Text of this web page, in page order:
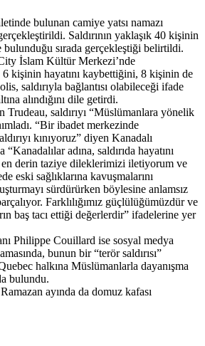
bulunan camiye yatsı namazı
Saldırının yaklaşık 40 kişinin
bulunduğu sırada gerçekleştiği belirtildi.
İslam Kültür Merkezi’nde
6 kişinin hayatını kaybettiğini, 8 kişinin de
saldırıyla bağlantısı olabileceği ifade
alındığını dile getirdi.
Trudeau, saldırıyı “Müslümanlara yönelik
“Bir ibadet merkezinde
kınıyoruz” diyen Kanadalı
“Kanadalılar adına, saldırıda hayatını
derin taziye dileklerimizi iletiyorum ve
eski sağlıklarına kavuşmalarını
sürdürürken böylesine anlamsız
Farklılığımız güçlülüğümüzdür ve
baş tacı ettiği değerlerdir” ifadelerine yer
Philippe Couillard ise sosyal medya
bunun bir “terör saldırısı”
halkına Müslümanlarla dayanışma
bulundu.
ayında da domuz kafası